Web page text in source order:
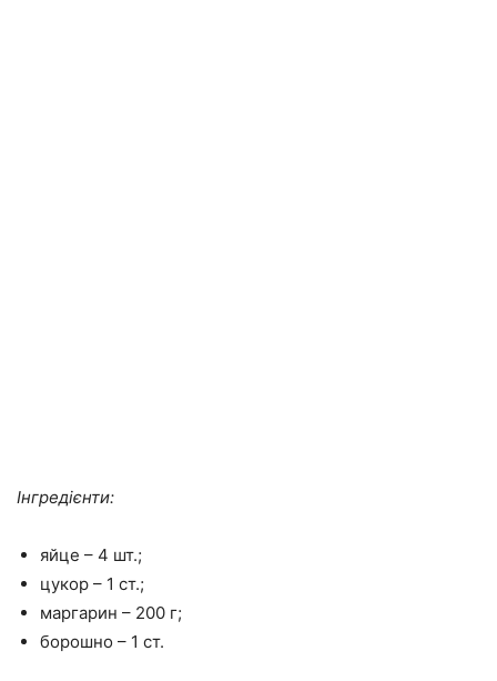
Інгредієнти:
яйце – 4 шт.;
цукор – 1 ст.;
маргарин – 200 г;
борошно – 1 ст.